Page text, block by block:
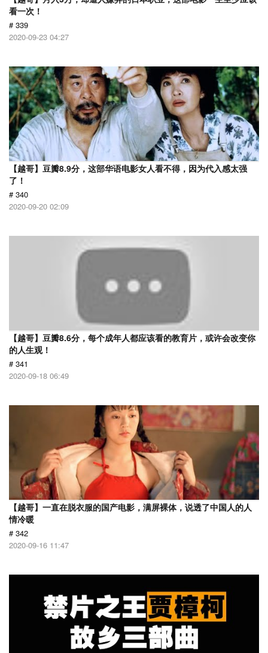
看一次！
# 339
2020-09-23 04:27
【越哥】豆瓣8.9分，这部华语电影女人看不得，因为代入感太强
了！
# 340
2020-09-20 02:09
【越哥】豆瓣8.6分，每个成年人都应该看的教育片，或许会改变你
的人生观！
# 341
2020-09-18 06:49
【越哥】一直在脱衣服的国产电影，满屏裸体，说透了中国人的人
情冷暖
# 342
2020-09-16 11:47